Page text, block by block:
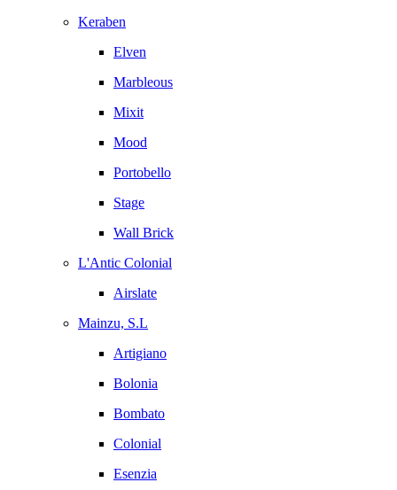
Keraben
Elven
Marbleous
Mixit
Mood
Portobello
Stage
Wall Brick
L'Antic Colonial
Airslate
Mainzu, S.L
Artigiano
Bolonia
Bombato
Colonial
Esenzia